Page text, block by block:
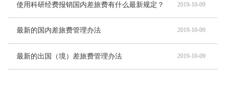
使用科研经费报销国内差旅费有什么最新规定？ 2019-10-09
最新的国内差旅费管理办法 2019-10-09
最新的出国（境）差旅费管理办法 2019-10-09